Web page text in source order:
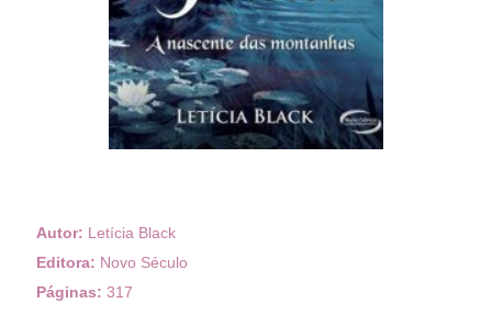
Autor: Letícia Black
Editora: Novo Século
Páginas: 317